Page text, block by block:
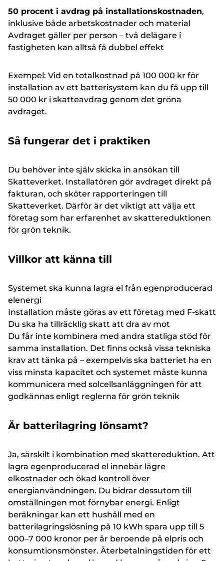
50 procent i avdrag på installationskostnaden,
inklusive både arbetskostnader och material
Avdraget gäller per person – två delägare i
fastigheten kan alltså få dubbel effekt
Exempel: Vid en totalkostnad på 100 000 kr för
installation av ett batterisystem kan du få upp till
50 000 kr i skatteavdrag genom det gröna
avdraget.
Så fungerar det i praktiken
Du behöver inte själv skicka in ansökan till
Skatteverket. Installatören gör avdraget direkt på
fakturan, och sköter rapporteringen till
Skatteverket. Därför är det viktigt att välja ett
företag som har erfarenhet av skattereduktionen
för grön teknik.
Villkor att känna till
Systemet ska kunna lagra el från egenproducerad
elenergi
Installation måste göras av ett företag med F-skatt
Du ska ha tillräcklig skatt att dra av mot
Du får inte kombinera med andra statliga stöd för
samma installation. Det finns också vissa tekniska
krav att tänka på – exempelvis ska batteriet ha en
viss minsta kapacitet och systemet måste kunna
kommunicera med solcellsanläggningen för att
godkännas enligt reglerna för grön teknik
Är batterilagring lönsamt?
Ja, särskilt i kombination med skattereduktion. Att
lagra egenproducerad el innebär lägre
elkostnader och ökad kontroll över
energianvändningen. Du bidrar dessutom till
omställningen mot förnybar energi. Enligt
beräkningar kan ett hushåll med en
batterilagringslösning på 10 kWh spara upp till 5
000–7 000 kronor per år beroende på elpris och
konsumtionsmönster. Återbetalningstiden för ett